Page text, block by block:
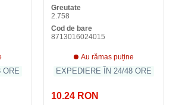
ORE
Greutate
2.758
Cod de bare
8713016024015
Au rămas puține
EXPEDIERE ÎN 24/48 ORE
10.24 RON